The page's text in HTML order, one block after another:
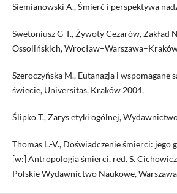
Siemianowski A., Śmierć i perspektywa
Swetoniusz G-T., Żywoty Cezarów, Zakład
Ossolińskich,
Szeroczyńska M., Eutanazja i wspomagane
świecie, Universitas, Kraków 2004.
Ślipko T., Zarys etyki ogólnej,
Thomas L.-V., Doświadczenie śmierci: jego
[w:] Antropologia śmierci, red. S.
Polskie Wydawnictwo Naukowe,